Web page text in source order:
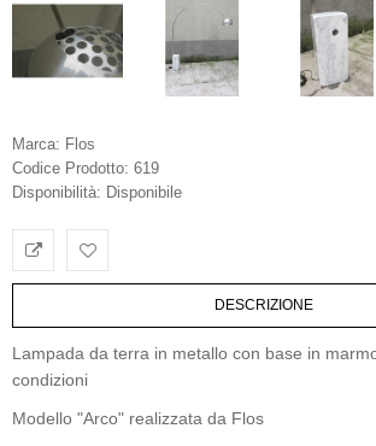
Marca: Flos
Codice Prodotto: 619
Disponibilità: Disponibile
DESCRIZIONE
Lampada da terra in metallo con base in
condizioni
Modello "Arco" realizzata da Flos